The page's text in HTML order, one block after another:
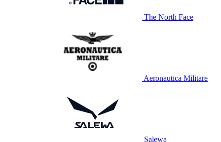
The North Face
Aeronautica Militare
Salewa